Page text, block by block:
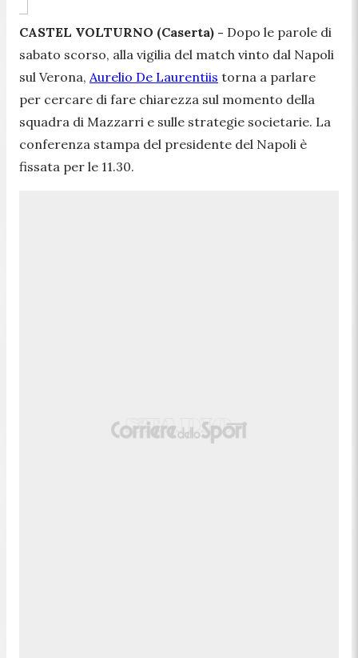
CASTEL VOLTURNO (Caserta) - Dopo le parole di
sabato scorso, alla vigilia del match vinto dal Napoli
sul Verona, Aurelio De Laurentiis torna a parlare
per cercare di fare chiarezza sul momento della
squadra di Mazzarri e sulle strategie societarie. La
conferenza stampa del presidente del Napoli è
fissata per le 11.30.